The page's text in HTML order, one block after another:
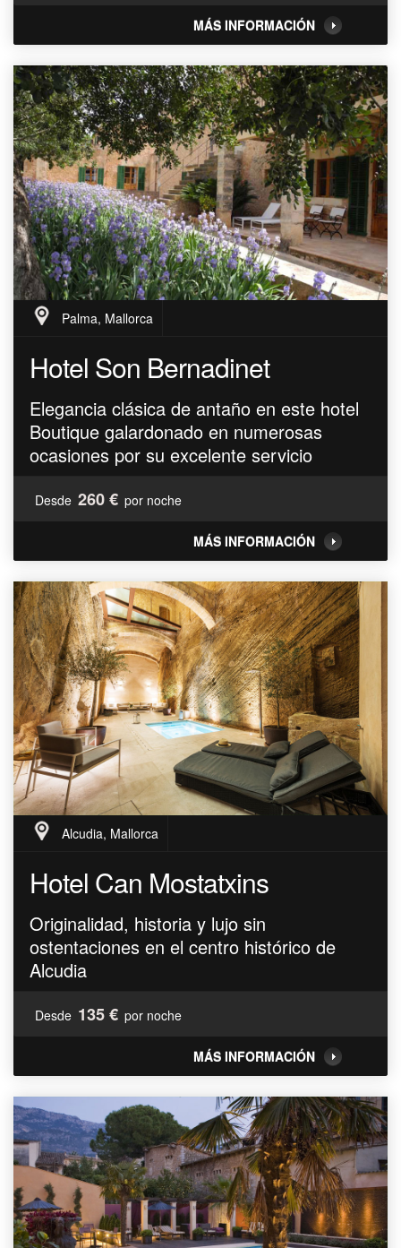
MÁS INFORMACIÓN
Palma, Mallorca
Hotel Son Bernadinet
Elegancia clásica de antaño en este hotel
Boutique galardonado en numerosas
ocasiones por su excelente servicio
Desde 260 € por noche
MÁS INFORMACIÓN
Alcudia, Mallorca
Hotel Can Mostatxins
Originalidad, historia y lujo sin
ostentaciones en el centro histórico de
Alcudia
Desde 135 € por noche
MÁS INFORMACIÓN